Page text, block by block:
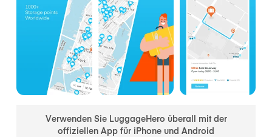
Verwenden Sie LuggageHero überall mit der
offiziellen App für iPhone und Android